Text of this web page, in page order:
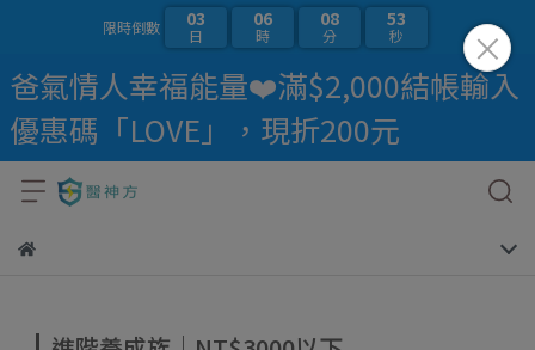
限時倒數 03
日
06
時
08
分
53
秒
爸氣情人幸福能量❤️滿$2,000結帳輸入
優惠碼「LOVE」，現折200元